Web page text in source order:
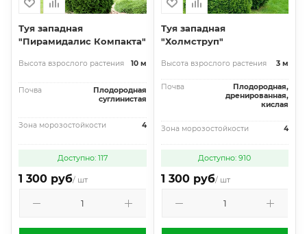
Туя западная
"Пирамидалис Компакта"
Высота взрослого растения 10 м
Почва
Плодородная
суглинистая
Зона морозостойкости 4
Доступно: 117
1 300 руб/ шт
Туя западная
"Холмструп"
Высота взрослого растения 3 м
Почва
Плодородная,
дренированная,
кислая
Зона морозостойкости 4
Доступно: 910
1 300 руб/ шт